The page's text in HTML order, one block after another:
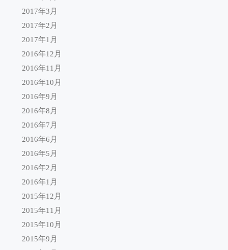
2017年3月
2017年2月
2017年1月
2016年12月
2016年11月
2016年10月
2016年9月
2016年8月
2016年7月
2016年6月
2016年5月
2016年2月
2016年1月
2015年12月
2015年11月
2015年10月
2015年9月